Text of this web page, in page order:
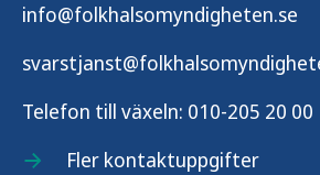
info@folkhalsomyndigheten.se
Telefon till växeln: 010-205 20 00
Fler kontaktuppgifter